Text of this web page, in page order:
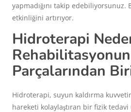
yapmadığını takip edebiliyorsunuz.
etkinliğini artırıyor.
Hidroterapi
Parçalarından
Hidroterapi, suyun kaldırma
hareketi kolaylaştıran bir fizik tedavi